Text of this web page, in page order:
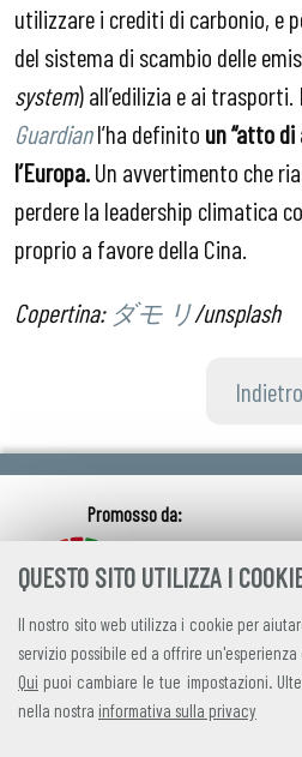
QUESTO SITO UTILIZZA I
Il nostro sito web utilizza i cookie per
servizio possibile ed a offrire
Qui puoi cambiare le tue impostazioni.
nella nostra informativa sulla privacy
utilizzare i crediti di carbonio, e
del sistema di scambio delle
system) all’edilizia e ai
Guardianl’ha definito un “atto
l’Europa.Un avvertimento che
perdere la leadership climatica
proprio a favore della Cina.
Copertina: ダモ リ/unsplash
Indietro